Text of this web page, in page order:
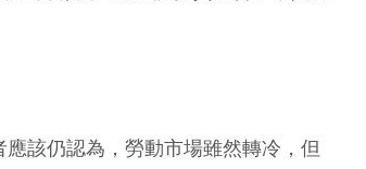
該仍認為，勞動市場雖然轉冷，但